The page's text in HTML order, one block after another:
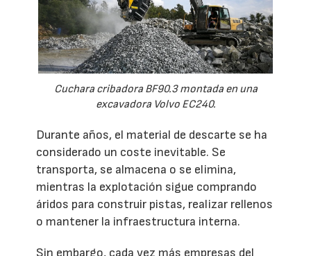
Cuchara cribadora BF90.3 montada en una
excavadora Volvo EC240.
Durante años, el material de descarte se ha
considerado un coste inevitable. Se
transporta, se almacena o se elimina,
mientras la explotación sigue comprando
áridos para construir pistas, realizar rellenos
o mantener la infraestructura interna.
Sin embargo, cada vez más empresas del